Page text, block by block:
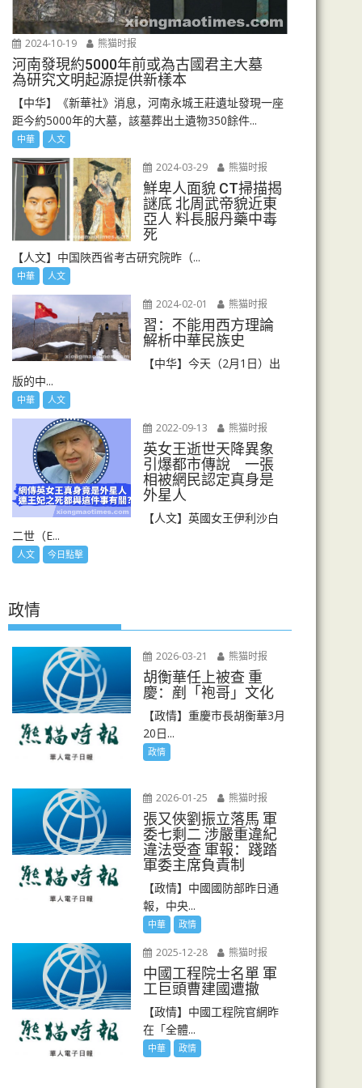
2024-10-19 熊猫时报
河南發現約5000年前或為古國君主大墓
為研究文明起源提供新樣本
【中华】《新華社》消息，河南永城王莊遺址發現一座
距今約5000年的大墓，該墓葬出土遺物350餘件...
中華 人文
2024-03-29 熊猫时报
鮮卑人面貌 CT掃描揭
謎底 北周武帝貌近東
亞人 料長服丹藥中毒
死
【人文】中国陜西省考古研究院昨（...
中華 人文
2024-02-01 熊猫时报
習：不能用西方理論
解析中華民族史
【中华】今天（2月1日）出
版的中...
中華 人文
2022-09-13 熊猫时报
英女王逝世天降異象
引爆都市傳說 一張
相被網民認定真身是
外星人
【人文】英國女王伊利沙白
二世（E...
人文 今日點擊
政情
2026-03-21 熊猫时报
胡衡華任上被查 重
慶：剷「袍哥」文化
【政情】重慶市長胡衡華3月
20日...
政情
2026-01-25 熊猫时报
張又俠劉振立落馬 軍
委七剩二 涉嚴重違紀
違法受查 軍報：踐踏
軍委主席負責制
【政情】中國國防部昨日通
報，中央...
中華 政情
2025-12-28 熊猫时报
中國工程院士名單 軍
工巨頭曹建國遭撤
【政情】中國工程院官網昨
在「全體...
中華 政情